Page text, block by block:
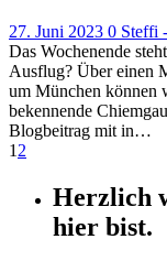
27. Juni 2023 0 Steffi
Das Wochenende
Ausflug? Über einen
um München können
bekennende
Blogbeitrag mit in…
1 2
Herzlich
hier bist.